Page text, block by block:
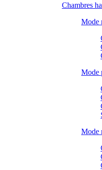
Chambres
Mode
Mode
Mode